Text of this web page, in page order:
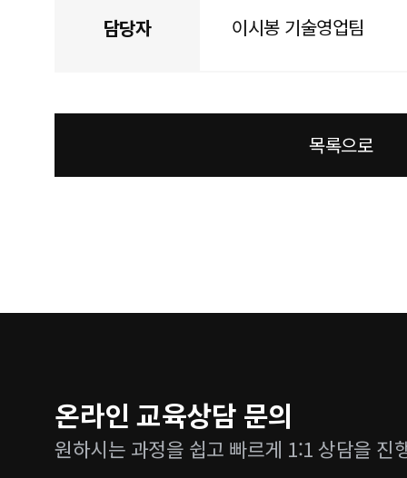
담당자 이시봉 기술영업팀
목록으로
온라인 교육상담 문의
원하시는 과정을 쉽고 빠르게 1:1 상담을 진